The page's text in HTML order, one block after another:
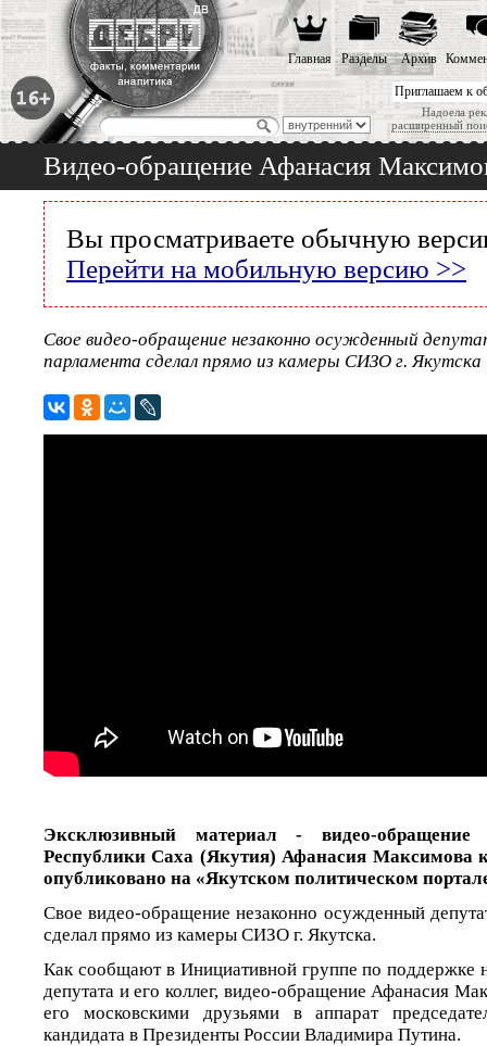
Приглашаем к
Надоела
расширенный
Главная Разделы Архив
Видео-обращение Афанасия
Вы просматриваете обычную
Перейти на мобильную версию >>
Свое видео-обращение незаконно осужденный
парламента сделал прямо из камеры СИЗО г. Якутска
Эксклюзивный материал - видео-обращение
Республики Саха (Якутия) Афанасия Максимова
опубликовано на «Якутском политическом
Свое видео-обращение незаконно осужденный
сделал прямо из камеры СИЗО г. Якутска.
Как сообщают в Инициативной группе по поддержке
депутата и его коллег, видео-обращение Афанасия
его московскими друзьями в аппарат
кандидата в Президенты России Владимира Путина.